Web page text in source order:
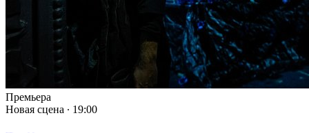
Премьера
Новая сцена ∙ 19:00